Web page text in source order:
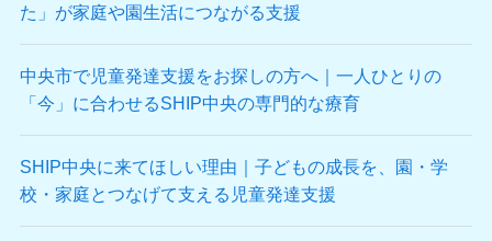
た」が家庭や園生活につながる支援
中央市で児童発達支援をお探しの方へ｜一人ひとりの
「今」に合わせるSHIP中央の専門的な療育
SHIP中央に来てほしい理由｜子どもの成長を、園・学
校・家庭とつなげて支える児童発達支援